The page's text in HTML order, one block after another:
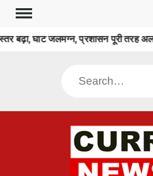
Skip
content
बढ़ा, घाट जलमग्न, प्रशासन पूरी तरह अलर्ट
Search